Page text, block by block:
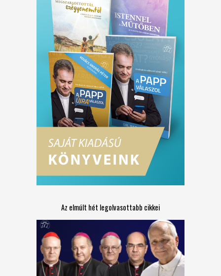
Az elmúlt hét legolvasottabb cikkei